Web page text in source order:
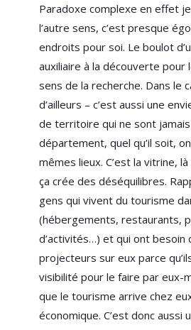
Paradoxe complexe en effet je
l’autre sens, c’est presque
endroits pour soi. Le boulot
auxiliaire à la découverte pour
sens de la recherche. Dans le
d’ailleurs – c’est aussi une
de territoire qui ne sont
département, quel qu’il soit,
mêmes lieux. C’est la vitrine,
ça crée des déséquilibres.
gens qui vivent du tourisme
(hébergements, restaurants,
d’activités…) et qui ont besoin
projecteurs sur eux parce
visibilité pour le faire par eux-
que le tourisme arrive chez
économique. C’est donc aussi